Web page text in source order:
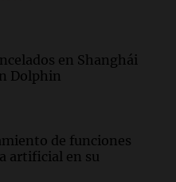
en Shanghái
Dolphin
de funciones
artificial en su